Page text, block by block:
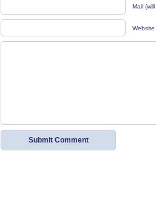
Mail
Website